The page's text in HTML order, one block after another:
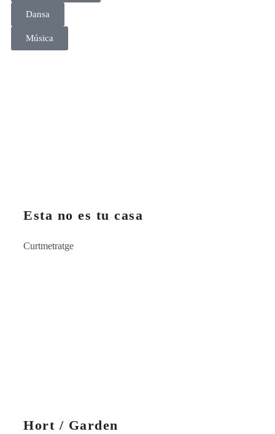
Dansa
Música
Esta no es tu casa
Curtmetratge
Hort / Garden